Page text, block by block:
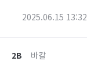
2025.06.15 13:32
2B 바칼